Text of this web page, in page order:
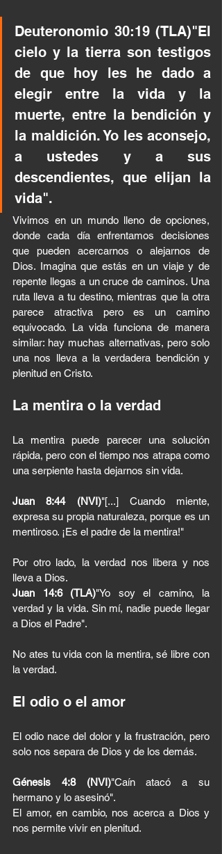
Deuteronomio 30:19 (TLA)"El
cielo y la tierra son testigos
de que hoy les he dado a
elegir entre la vida y la
muerte, entre la bendición y
la maldición. Yo les aconsejo,
a ustedes y a sus
descendientes, que elijan la
vida".
Vivimos en un mundo lleno de opciones,
donde cada día enfrentamos decisiones
que pueden acercarnos o alejarnos de
Dios. Imagina que estás en un viaje y de
repente llegas a un cruce de caminos. Una
ruta lleva a tu destino, mientras que la otra
parece atractiva pero es un camino
equivocado. La vida funciona de manera
similar: hay muchas alternativas, pero solo
una nos lleva a la verdadera bendición y
plenitud en Cristo.
La mentira o la verdad
La mentira puede parecer una solución
rápida, pero con el tiempo nos atrapa como
una serpiente hasta dejarnos sin vida.
Juan 8:44 (NVI)"[...] Cuando miente,
expresa su propia naturaleza, porque es un
mentiroso. ¡Es el padre de la mentira!"
Por otro lado, la verdad nos libera y nos
lleva a Dios.
Juan 14:6 (TLA)"Yo soy el camino, la
verdad y la vida. Sin mí, nadie puede llegar
a Dios el Padre".
No ates tu vida con la mentira, sé libre con
la verdad.
El odio o el amor
El odio nace del dolor y la frustración, pero
solo nos separa de Dios y de los demás.
Génesis 4:8 (NVI)"Caín atacó a su
hermano y lo asesinó".
El amor, en cambio, nos acerca a Dios y
nos permite vivir en plenitud.